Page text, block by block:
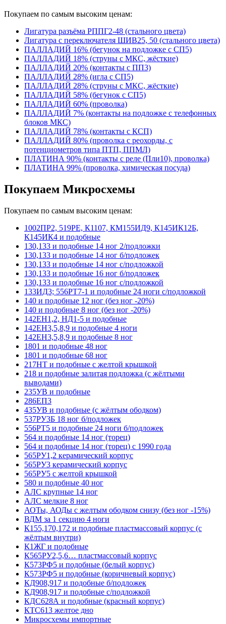
Покупаем по самым высоким ценам:
Лигатура разъёма РППГ2-48 (стального цвета)
Лигатура с переключателя ШИВ25, 50 (стального цвета)
ПАЛЛАДИЙ 16% (бегунок на подложке с СП5)
ПАЛЛАДИЙ 18% (струны с МКС, жёсткие)
ПАЛЛАДИЙ 20% (контакты с ПП3)
ПАЛЛАДИЙ 28% (игла с СП5)
ПАЛЛАДИЙ 28% (струны с МКС, жёсткие)
ПАЛЛАДИЙ 58% (бегунок с СП5)
ПАЛЛАДИЙ 60% (проволка)
ПАЛЛАДИЙ 7% (контакты на подложке с телефонных
блоков МКС)
ПАЛЛАДИЙ 78% (контакты с КСП)
ПАЛЛАДИЙ 80% (проволка с реохорды, с
потенциометров типа ПТП, ППМЛ)
ПЛАТИНА 90% (контакты с реле (Пли10), проволка)
ПЛАТИНА 99% (проволка, химическая посуда)
Покупаем Микросхемы
Покупаем по самым высоким ценам:
1002ПР2, 519РЕ, К1107, КМ155ИД9, К145ИК12Б,
К145ИК4 и подобные
130,133 и подобные 14 ног 2/подложки
130,133 и подобные 14 ног б/подложек
130,133 и подобные 14 ног с/подложкой
130,133 и подобные 16 ног б/подложек
130,133 и подобные 16 ног с/подложкой
133ИД3; 556РТ7-1 и подобные 24 ноги с/подложкой
140 и подобные 12 ног (без ног -20%)
140 и подобные 8 ног (без ног -20%)
142ЕН1,2, НД1-5 и подобные
142ЕН3,5,8,9 и подобные 4 ноги
142ЕН3,5,8,9 и подобные 8 ног
1801 и подобные 48 ног
1801 и подобные 68 ног
217НТ и подобные с желтой крышкой
218 и подобные залитая подложка (с жёлтыми
выводами)
235УВ и подобные
286ЕП3
435УВ и подобные (с жёлтым ободком)
537РУ3Б 18 ног б/подложек
556РТ5 и подобные 24 ноги б/подложек
564 и подобные 14 ног (торец)
564 и подобные 14 ног (торец) с 1990 года
565РУ1,2 керамический корпус
565РУ3 керамический корпус
565РУ5 с желтой крышкой
580 и подобные 40 ног
АЛС крупные 14 ног
АЛС мелкие 8 ног
АОТы, АОДы с желтым ободком снизу (без ног -15%)
ВДМ за 1 секцию 4 ноги
К155,170,172 и подобные пластмассовый корпус (с
жёлтым внутри)
К1ЖГ и подобные
К565РУ2,5,6… пластмассовый корпус
К573РФ5 и подобные (белый корпус)
К573РФ5 и подобные (коричневый корпус)
КД908,917 и подобные б/подложек
КД908,917 и подобные с/подложкой
КДС628А и подобные (красный корпус)
КТС613 желтое дно
Микросхемы импортные